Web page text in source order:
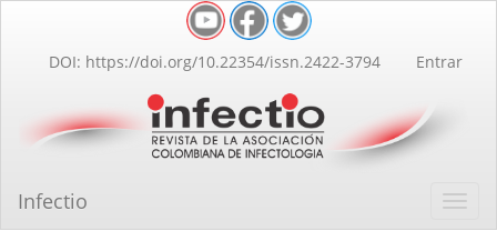
Contenido
principal
lateral
DOI: https://doi.org/10.22354/issn.2422-3794 Entrar
Infectio